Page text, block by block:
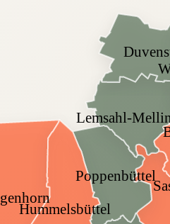
Poppenbüttel
Hummelsbüttel
Lemsahl-